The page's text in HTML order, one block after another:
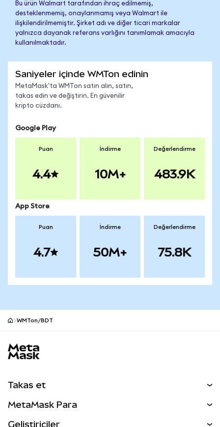
Bu ürün Walmart tarafından ihraç edilmemiş,
desteklenmemiş, onaylanmamış veya Walmart ile
ilişkilendirilmemiştir. Şirket adı ve diğer ticari markalar
yalnızca dayanak referans varlığını tanımlamak amacıyla
kullanılmaktadır.
Saniyeler içinde WMTon edinin
MetaMask'ta WMTon satın alın, satın,
takas edin ve değiştirin. En güvenilir
kripto cüzdanı.
Google Play
Puan
4.4
İndirme
10M+
Değerlendirme
483.9K
App Store
Puan
4.7
İndirme
50M+
Değerlendirme
75.8K
WMTon/BDT
Takas et
MetaMask Para
Geliştiriciler